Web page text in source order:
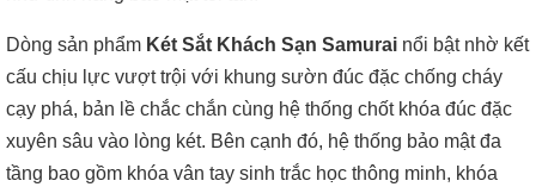
Dòng sản phẩm Két Sắt Khách Sạn Samurai nổi bật nhờ kết
cấu chịu lực vượt trội với khung sườn đúc đặc chống cháy
cạy phá, bản lề chắc chắn cùng hệ thống chốt khóa đúc đặc
xuyên sâu vào lòng két. Bên cạnh đó, hệ thống bảo mật đa
tầng bao gồm khóa vân tay sinh trắc học thông minh, khóa